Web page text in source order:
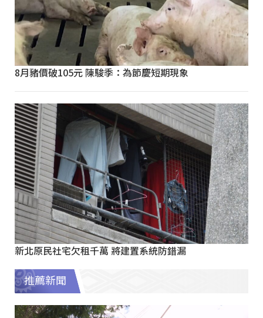
8月豬價破105元 陳駿季：為節慶短期現象
新北原民社宅欠租千萬 將建置系統防錯漏
推薦新聞